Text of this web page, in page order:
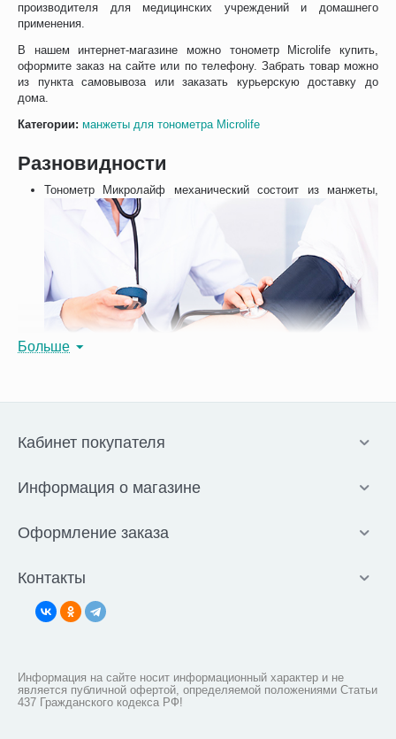
производителя для медицинских учреждений и домашнего
применения.
В нашем интернет-магазине можно тонометр Microlife купить,
оформите заказ на сайте или по телефону. Забрать товар можно
из пункта самовывоза или заказать курьерскую доставку до
дома.
Категории: манжеты для тонометра Мicrolife
Разновидности
Тонометр Микролайф механический состоит из манжеты,
манометра, нагнетателя воздуха и стетоскопа.
Комплектуется сумкой-чехлом для хранения. Отличается
Пользуется популярность у медицинских работников.
дополнительными функциями, например, индикаторами
полуавтомат помогает своевременно выявить нарушения в
работе сердца и принять соответствующие терапевтические
меры. Аритмия, обнаруженная на ранней стадии, позволяет
воздух в манжету самостоятельно, далее устройство
автоматически определяет показатели пульса и АД;
Больше
Кабинет покупателя
Информация о магазине
Оформление заказа
Контакты
Информация на сайте носит информационный характер и не
является публичной офертой, определяемой положениями Статьи
437 Гражданского кодекса РФ!